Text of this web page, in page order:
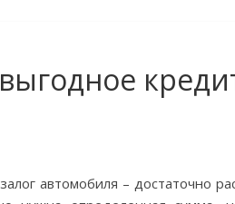
автомобиля – достаточно